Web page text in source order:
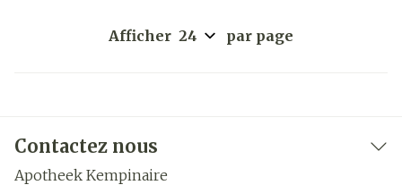
Afficher par page
Contactez nous
Apotheek Kempinaire